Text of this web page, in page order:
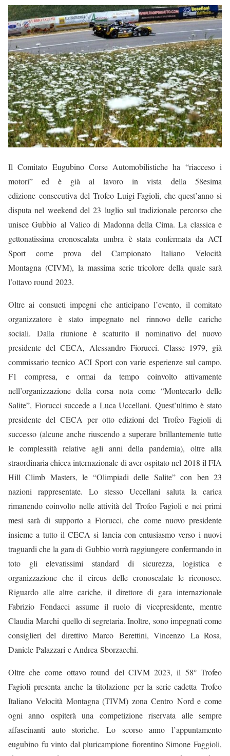
Il Comitato Eugubino Corse Automobilistiche ha “riacceso i
motori” ed è già al lavoro in vista della 58esima
edizione consecutiva del Trofeo Luigi Fagioli, che quest’anno si
disputa nel weekend del 23 luglio sul tradizionale percorso che
unisce Gubbio al Valico di Madonna della Cima. La classica e
gettonatissima cronoscalata umbra è stata confermata da ACI
Sport come prova del Campionato Italiano Velocità
Montagna (CIVM), la massima serie tricolore della quale sarà
l’ottavo round 2023.
Oltre ai consueti impegni che anticipano l’evento, il comitato
organizzatore è stato impegnato nel rinnovo delle cariche
sociali.Dalla riunione è scaturito il nominativo del nuovo
presidente delCECA, AlessandroFiorucci. Classe 1979, già
commissario tecnico ACI Sport con varie esperienze sul campo,
F1 compresa, e ormai da tempo coinvolto attivamente
nell’organizzazione della corsa nota come “Montecarlo delle
Salite”, Fiorucci succede a Luca Uccellani. Quest’ultimoè stato
presidente del CECA per otto edizioni del Trofeo Fagioli di
successo (alcune anche riuscendo a superare brillantemente tutte
le complessità relative agli anni della pandemia), oltre alla
straordinaria chicca internazionale di aver ospitato nel 2018 il FIA
Hill Climb Masters, le “Olimpiadi delle Salite” con ben 23
nazioni rappresentate. Lo stesso Uccellani saluta la carica
rimanendo coinvolto nelle attività del Trofeo Fagioli e nei primi
mesi sarà di supporto a Fiorucci, che come nuovo presidente
insieme a tutto il CECA si lancia con entusiasmo verso i nuovi
traguardi che la gara di Gubbio vorrà raggiungere confermando in
toto gli elevatissimi standard di sicurezza, logistica e
organizzazione che il circus delle cronoscalate le riconosce.
Riguardo alle altre cariche, il direttore di gara internazionale
Fabrizio Fondacci assume il ruolo di vicepresidente, mentre
ClaudiaMarchi quello di segretaria. Inoltre, sono impegnati come
consiglieri del direttivo Marco Berettini, Vincenzo La Rosa,
Daniele Palazzari e Andrea Sborzacchi.
Oltre che come ottavo round del CIVM 2023, il 58° Trofeo
Fagioli presenta anche latitolazione per la serie cadetta Trofeo
Italiano Velocità Montagna (TIVM) zona Centro Nord e come
ogni anno ospiterà una competizione riservata alle sempre
affascinanti auto storiche. Lo scorso anno l’appuntamento
eugubino fu vinto dal pluricampione fiorentino Simone Faggioli,